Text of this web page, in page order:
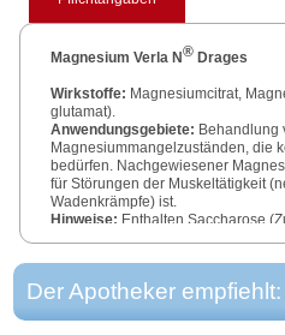
Magnesium Verla N®Drages
Wirkstoffe: Magnesiumcitrat,
glutamat).
Anwendungsgebiete: Behandlung
Magnesiummangelzuständen, die
bedürfen. Nachgewiesener
für Störungen der Muskeltätigkeit
Wadenkrämpfe) ist.
Hinweise: Enthalten Saccharose
Der Apotheker empfiehlt: